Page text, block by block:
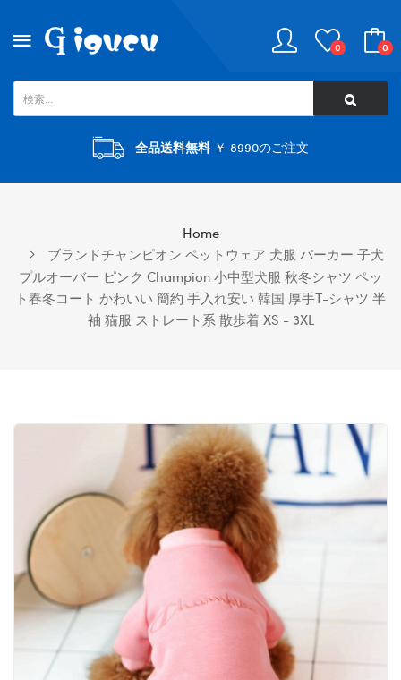
0 0
全品送料無料￥ 8990のご注文
Home
ブランドチャンピオン ペットウェア 犬服 パーカー 子犬
プルオーバー ピンク Champion 小中型犬服 秋冬シャツ ペッ
ト春冬コート かわいい 簡約 手入れ安い 韓国 厚手T-シャツ 半
袖 猫服 ストレート系 散歩着 XS - 3XL